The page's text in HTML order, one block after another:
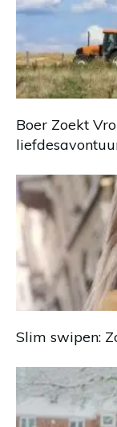
Boer Zoekt
Slim swipen: